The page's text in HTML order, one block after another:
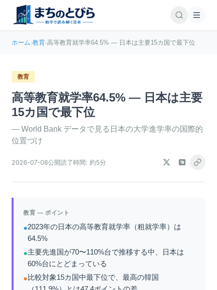
ホーム›教育›高等教育就学率64.5% — 日本は主要15カ国で最下位
教育
高等教育就学率64.5% — 日本は主要
15カ国で最下位
— World Bank データで見る日本の大学進学率の国際的
位置づけ
2026-07-08公開読了時間: 約5分
教育 — ポイント
●2023年の日本の高等教育就学率（粗就学率）は
64.5%
●主要先進国が70〜110%台で推移する中、日本は
60%台にとどまっている
●比較対象15カ国中最下位で、最高の韓国